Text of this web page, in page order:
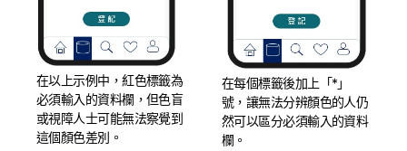
在以上示例中，紅色標籤為
必須輸入的資料欄，但色盲
或視障人士可能無法察覺到
這個顏色差別。
在每個標籤後加上「*」
號，讓無法分辨顏色的人仍
然可以區分必須輸入的資料
欄。